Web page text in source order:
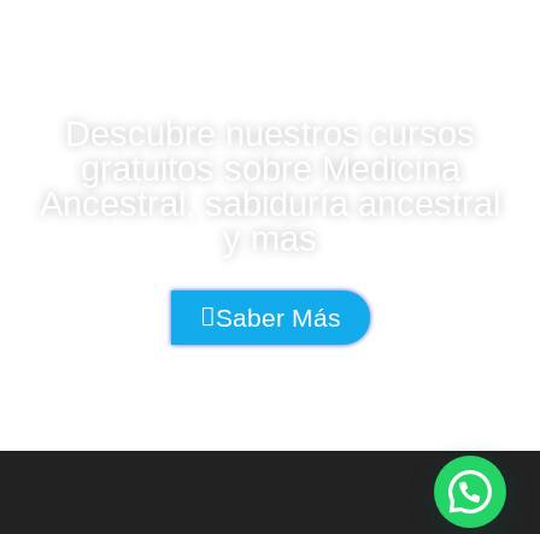
Descubre nuestros cursos
gratuitos sobre Medicina
Ancestral, sabiduría ancestral
y más
Saber Más